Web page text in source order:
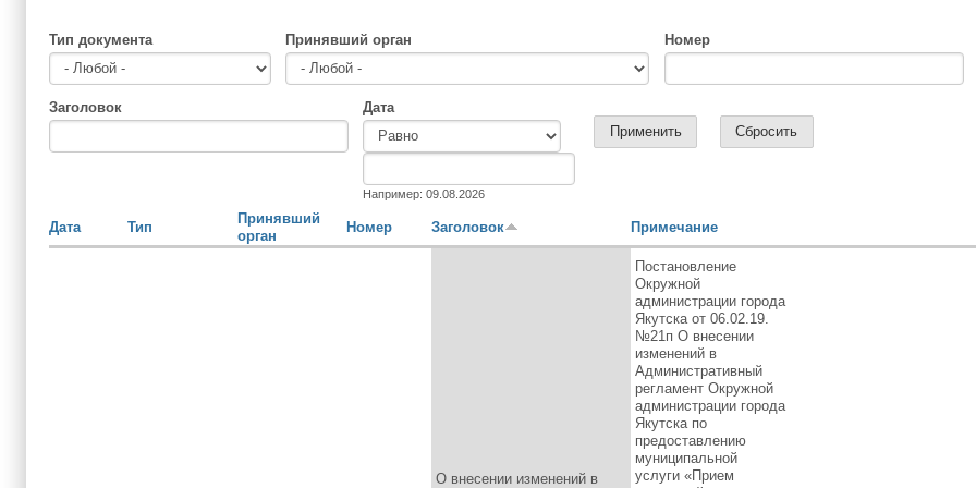
Тип документа Принявший орган Номер
Заголовок Дата
Например: 09.08.2026
Дата Тип
Принявший
орган
Номер Заголовок Примечание
О внесении изменений в
Постановление
Окружной
администрации города
Якутска от 06.02.19.
№21п О внесении
изменений в
Административный
регламент Окружной
администрации города
Якутска по
предоставлению
муниципальной
услуги «Прием